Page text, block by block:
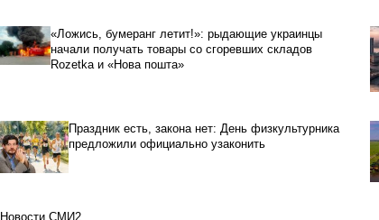
«Ложись, бумеранг летит!»: рыдающие украинцы
начали получать товары со сгоревших складов
Rozetka и «Нова пошта»
Праздник есть, закона нет: День физкультурника
предложили официально узаконить
Новости СМИ2